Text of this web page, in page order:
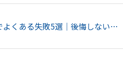
家の買い替えでよくある失敗5選｜後悔しないためのポイント...